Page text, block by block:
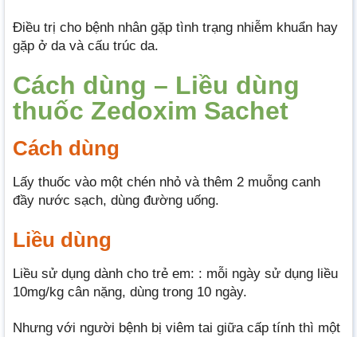
Điều trị cho bệnh nhân gặp tình trạng nhiễm khuẩn hay
gặp ở da và cấu trúc da.
Cách dùng – Liều dùng
thuốc Zedoxim Sachet
Cách dùng
Lấy thuốc vào một chén nhỏ và thêm 2 muỗng canh
đầy nước sạch, dùng đường uống.
Liều dùng
Liều sử dụng dành cho trẻ em: : mỗi ngày sử dụng liều
10mg/kg cân nặng, dùng trong 10 ngày.
Nhưng với người bệnh bị viêm tai giữa cấp tính thì một